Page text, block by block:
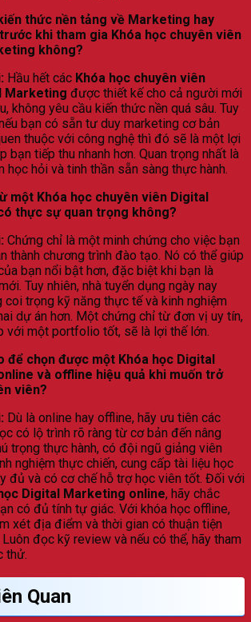
thức nền tảng về Marketing hay
khi tham gia Khóa học chuyên viên
không?
Hầu hết các Khóa học chuyên viên
Marketing được thiết kế cho cả người mới
không yêu cầu kiến thức nền quá sâu. Tuy
bạn có sẵn tư duy marketing cơ bản
thuộc với công nghệ thì đó sẽ là một lợi
bạn tiếp thu nhanh hơn. Quan trọng nhất là
học hỏi và tinh thần sẵn sàng thực hành.
một Khóa học chuyên viên Digital
thực sự quan trọng không?
Chứng chỉ là một minh chứng cho việc bạn
thành chương trình đào tạo. Nó có thể giúp
bạn nổi bật hơn, đặc biệt khi bạn là
Tuy nhiên, nhà tuyển dụng ngày nay
coi trọng kỹ năng thực tế và kinh nghiệm
dự án hơn. Một chứng chỉ từ đơn vị uy tín,
với một portfolio tốt, sẽ là lợi thế lớn.
để chọn được một Khóa học Digital
và offline hiệu quả khi muốn trở
viên?
Dù là online hay offline, hãy ưu tiên các
có lộ trình rõ ràng từ cơ bản đến nâng
trọng thực hành, có đội ngũ giảng viên
nghiệm thực chiến, cung cấp tài liệu học
đủ và có cơ chế hỗ trợ học viên tốt. Đối với
Digital Marketing online, hãy chắc
có đủ tính tự giác. Với khóa học offline,
xét địa điểm và thời gian có thuận tiện
đọc kỹ review và nếu có thể, hãy tham
thử.
Quan